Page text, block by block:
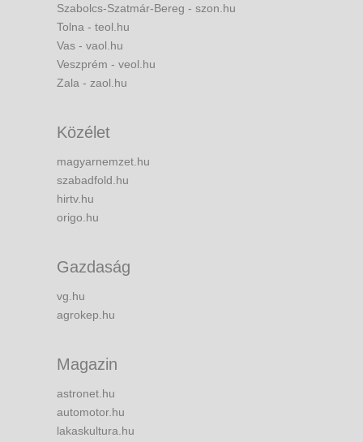
Szabolcs-Szatmár-Bereg - szon.hu
Tolna - teol.hu
Vas - vaol.hu
Veszprém - veol.hu
Zala - zaol.hu
Közélet
magyarnemzet.hu
szabadfold.hu
hirtv.hu
origo.hu
Gazdaság
vg.hu
agrokep.hu
Magazin
astronet.hu
automotor.hu
lakaskultura.hu